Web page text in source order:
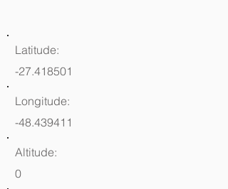
Latitude:
-27.418501
Longitude:
-48.439411
Altitude:
0